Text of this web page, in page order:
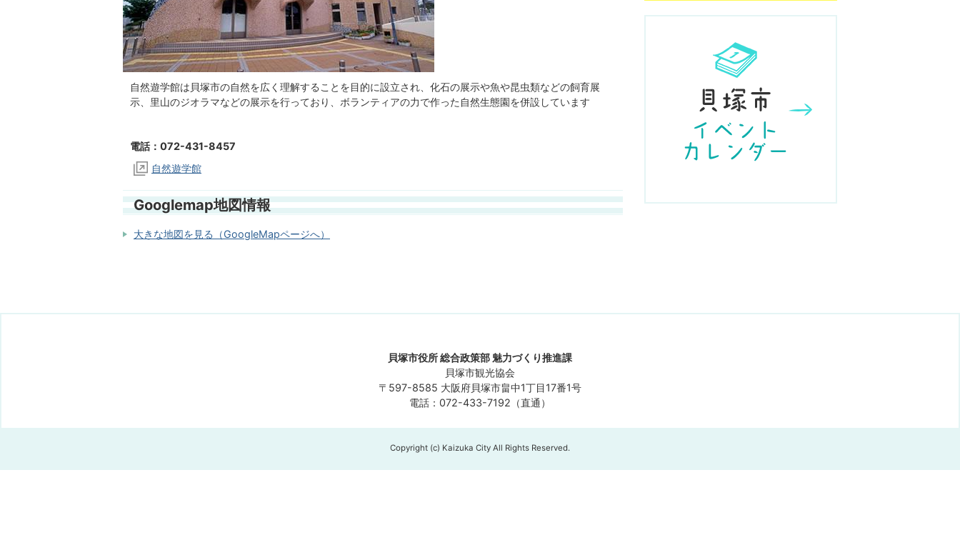
自然遊学館は貝塚市の自然を広く理解することを目的に設立され、化石の展示や魚や昆虫類などの飼育展
示、里山のジオラマなどの展示を行っており、ボランティアの力で作った自然生態園を併設しています
電話：072-431-8457
自然遊学館
Googlemap地図情報
大きな地図を見る（GoogleMapページへ）
貝塚市役所 総合政策部 魅力づくり推進課
貝塚市観光協会
〒597-8585 大阪府貝塚市畠中1丁目17番1号
電話：072-433-7192（直通）
Copyright (c) Kaizuka City All Rights Reserved.